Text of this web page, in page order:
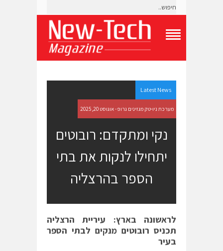
g
l
e
N
a
n
Latest News
מערכת ניו-טק מגזינים גרופ - אוגוסט 20, 2025
נקי ומתקדם: רובוטים
יתחילו לנקות את בתי
הספר בהרצליה
לראשונה בארץ: עיריית הרצליה
תכניס רובוטים מנקים לבתי הספר
בעיר